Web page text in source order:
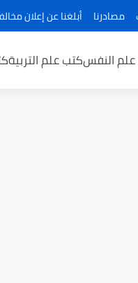
مصادرنا أبلغنا عن إعلان
النفسكتب علم التربية